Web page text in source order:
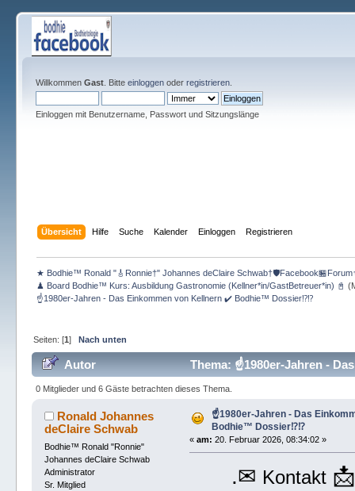
Willkommen Gast. Bitte einloggenoder registrieren.
Einloggen mit Benutzername, Passwort und Sitzungslänge
Übersicht Hilfe Suche Kalender Einloggen Registrieren
★ Bodhie™ Ronald "🎸Ronnie†" Johannes deClaire
♟ Board Bodhie™ Kurs: Ausbildung Gastronomie (Kellner*in/GastBetreuer*in) 📓
☝1980er-Jahren - Das Einkommen von Kellnern ✔️ Bodhie™ Dossier⁉⁉️
Seiten: [1] Nach unten
Autor Thema: ☝1980er-Jahren -
0 Mitglieder und 6 Gäste betrachten dieses Thema.
Ronald Johannes
deClaire Schwab
Bodhie™ Ronald "Ronnie"
Johannes deClaire Schwab
Administrator
Sr. Mitglied
☝1980er-Jahren - Das
Bodhie™ Dossier⁉⁉️
«am: 20. Februar 2026, 08:34:02 »
.✉ Kontakt